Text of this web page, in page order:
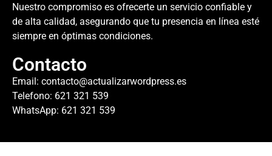
Nuestro compromiso es ofrecerte un servicio confiable y
de alta calidad, asegurando que tu presencia en línea esté
siempre en óptimas condiciones.
Contacto
Email: contacto@actualizarwordpress.es
Telefono: 621 321 539
WhatsApp: 621 321 539